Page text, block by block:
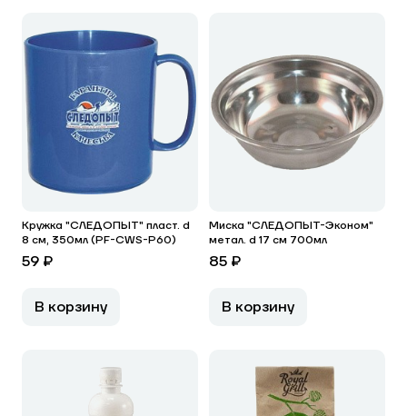
Кружка "СЛЕДОПЫТ" пласт. d
8 см, 350мл (PF-CWS-P60)
59 ₽
В корзину
Миска "СЛЕДОПЫТ-Эконом"
метал. d 17 см 700мл
85 ₽
В корзину